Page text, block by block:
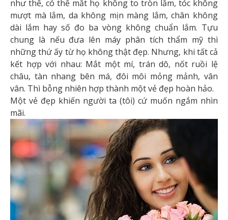
như thế, có thể mắt họ không to tròn lắm, tóc không
mượt mà lắm, da không mịn màng lắm, chân không
dài lắm hay số đo ba vòng không chuẩn lắm. Tựu
chung là nếu đưa lên máy phân tích thẩm mỹ thì
những thứ ấy từ họ không thật đẹp. Nhưng, khi tất cả
kết hợp với nhau: Mắt một mí, trán dô, nốt ruồi lệ
châu, tàn nhang bên má, đôi môi mỏng mảnh, vân
vân. Thì bỗng nhiên hợp thành một vẻ đẹp hoàn hảo.
Một vẻ đẹp khiến người ta (tôi) cứ muốn ngắm nhìn
mãi.